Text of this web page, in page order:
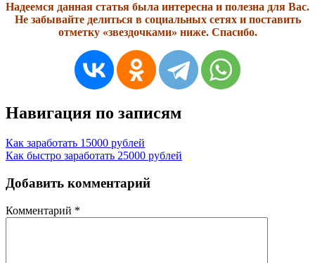
Надеемся данная статья была интересна и полезна для Вас.
Не забывайте делиться в социальных сетях и поставить
отметку «звездочками» ниже. Спасибо.
Навигация по записям
Как заработать 15000 рублей
Как быстро заработать 25000 рублей
Добавить комментарий
Комментарий *